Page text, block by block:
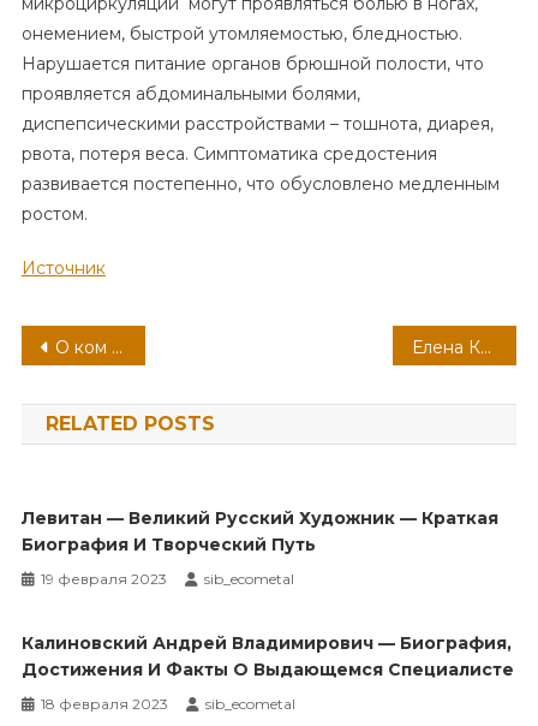
онемением, быстрой утомляемостью, бледностью.
Нарушается питание органов брюшной полости, что
проявляется абдоминальными болями,
диспепсическими расстройствами – тошнота, диарея,
рвота, потеря веса. Симптоматика средостения
развивается постепенно, что обусловлено медленным
ростом.
Источник
Навигация
по
записям
О ком мы мечтаем узнать больше — потрясающая биография и увлекательная личная жизнь актрисы Любови Зайцевой Елена Касьянова — неповторимая певица с интересной биографией — узнайте все о ней и насладитесь фотографиями
RELATED POSTS
Левитан — Великий Русский Художник — Краткая
Биография И Творческий Путь
19 февраля 2023 sib_ecometal
Калиновский Андрей Владимирович — Биография,
Достижения И Факты О Выдающемся Специалисте
18 февраля 2023 sib_ecometal